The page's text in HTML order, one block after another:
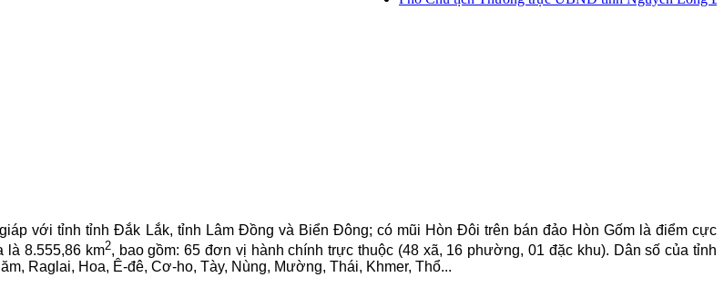
với tỉnh tỉnh Đắk Lắk, tỉnh Lâm Đồng và Biển Đông; có mũi Hòn Ðôi trên bán đảo Hòn Gốm là điểm cực
là 8.555,86 km2, bao gồm: 65 đơn vị hành chính trực thuộc (48 xã, 16 phường, 01 đặc khu). Dân số của tỉnh
Raglai, Hoa, Ê-đê, Cơ-ho, Tày, Nùng, Mường, Thái, Khmer, Thổ...